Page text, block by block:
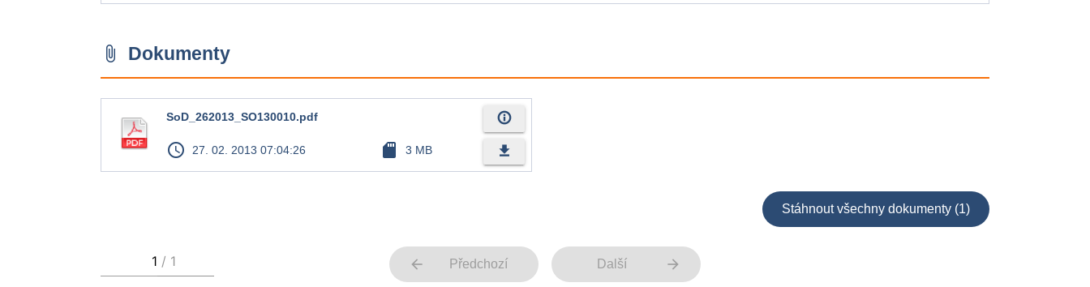
attach_file Dokumenty
SoD_262013_SO130010.pdf
access_time 27. 02. 2013 07:04:26 sd_card 3 MB
info_outline
file_download
Stáhnout všechny dokumenty (1)
arrow_back Předchozí Další arrow_forward